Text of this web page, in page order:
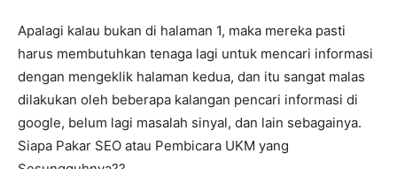
Apalagi kalau bukan di halaman 1, maka mereka pasti
harus membutuhkan tenaga lagi untuk mencari informasi
dengan mengeklik halaman kedua, dan itu sangat malas
dilakukan oleh beberapa kalangan pencari informasi di
google, belum lagi masalah sinyal, dan lain sebagainya.
Siapa Pakar SEO atau Pembicara UKM yang